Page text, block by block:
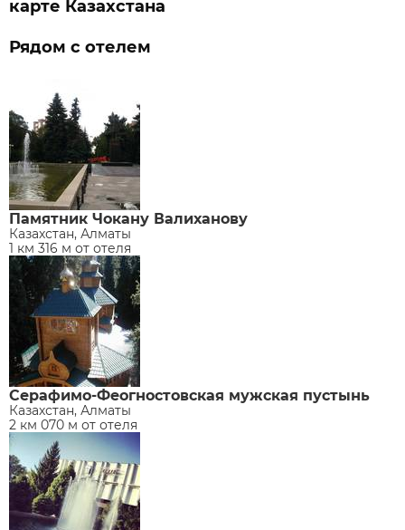
карте Казахстана
Рядом с отелем
Памятник Чокану Валиханову
Казахстан, Алматы
1 км 316 м от отеля
Серафимо-Феогностовская мужская пустынь
Казахстан, Алматы
2 км 070 м от отеля